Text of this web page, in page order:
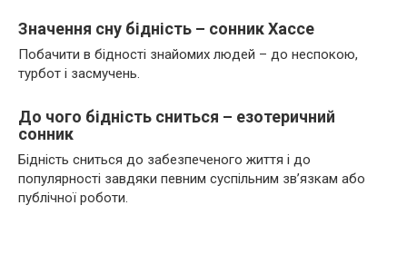
Значення сну бідність – сонник Хассе
Побачити в бідності знайомих людей – до неспокою,
турбот і засмучень.
До чого бідність сниться – езотеричний
сонник
Бідність сниться до забезпеченого життя і до
популярності завдяки певним суспільним зв’язкам або
публічної роботи.